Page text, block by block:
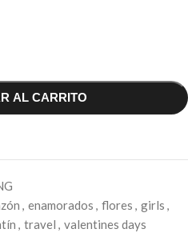
AL CARRITO
, enamorados , flores , girls ,
, travel , valentines days